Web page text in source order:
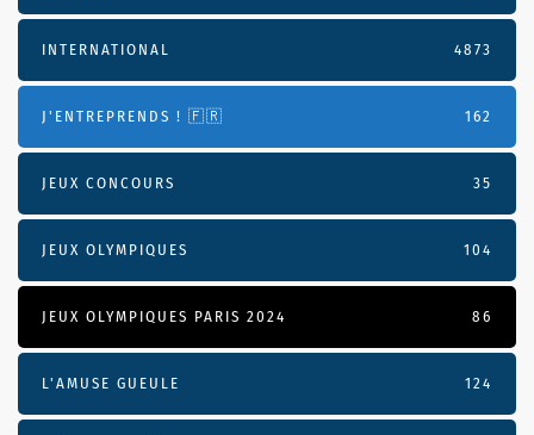
INTERNATIONAL 4873
J'ENTREPRENDS ! 🇫🇷 162
JEUX CONCOURS 35
JEUX OLYMPIQUES 104
JEUX OLYMPIQUES PARIS 2024 86
L'AMUSE GUEULE 124